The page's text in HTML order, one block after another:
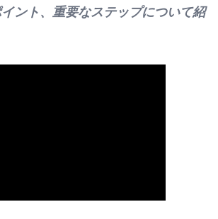
ント、重要なステップについて紹